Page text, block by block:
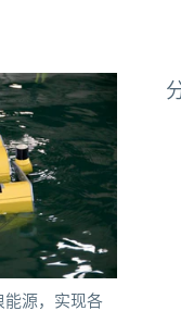
能源，实现各